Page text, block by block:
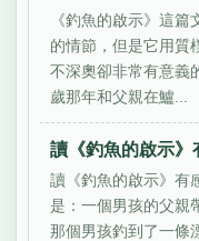
《釣魚的啟示》這
的情節，但是它用質
不深奧卻非常有意義
歲那年和父親在鱸...
讀《釣魚的啟示》
讀《釣魚的啟示》有
是：一個男孩的父親
那個男孩釣到了一條